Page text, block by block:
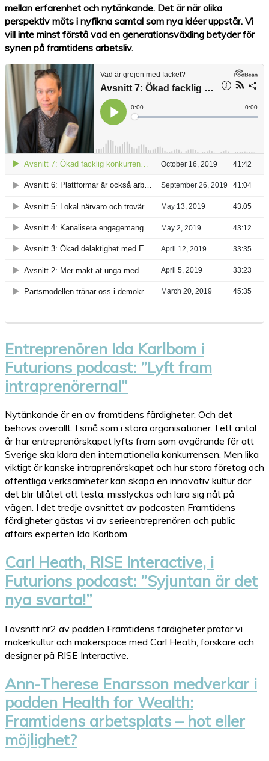
mellan erfarenhet och nytänkande. Det är när olika
perspektiv möts i nyfikna samtal som nya idéer uppstår. Vi
vill inte minst förstå vad en generationsväxling betyder för
synen på framtidens arbetsliv.
Entreprenören Ida Karlbom i
Futurions podcast: ”Lyft fram
intraprenörerna!”
Nytänkande är en av framtidens färdigheter. Och det
behövs överallt. I små som i stora organisationer. I ett antal
år har entreprenörskapet lyfts fram som avgörande för att
Sverige ska klara den internationella konkurrensen. Men lika
viktigt är kanske intraprenörskapet och hur stora företag och
offentliga verksamheter kan skapa en innovativ kultur där
det blir tillåtet att testa, misslyckas och lära sig nåt på
vägen. I det tredje avsnittet av podcasten Framtidens
färdigheter gästas vi av serieentreprenören och public
affairs experten Ida Karlbom.
Carl Heath, RISE Interactive, i
Futurions podcast: ”Syjuntan är det
nya svarta!”
I avsnitt nr2 av podden Framtidens färdigheter pratar vi
makerkultur och makerspace med Carl Heath, forskare och
designer på RISE Interactive.
Ann-Therese Enarsson medverkar i
podden Health for Wealth:
Framtidens arbetsplats – hot eller
möjlighet?